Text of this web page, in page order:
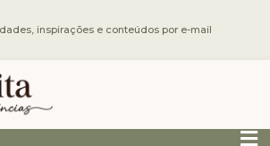
inspirações e conteúdos por e-mail